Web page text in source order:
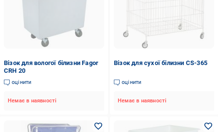
Візок для вологої білизни Fagor
CRH 20
оцінити
Немає в наявності
Візок для сухої білизни CS-365
оцінити
Немає в наявності